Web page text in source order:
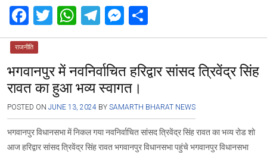
F
a
ce
b
o
o
k
T
wi
er
W
h
s
A
p
p
T
el
gr
a
m
M
es
n
g
er
h
e
राजनीति
भगवानपुर में नवनिर्वाचित हरिद्वार सांसद त्रिवेंद्र सिंह
रावत का हुआ भव्य स्वागत।
POSTED ON JUNE 13, 2024 BY SAMARTH BHARAT NEWS
भगवानपुर विधानसभा में निकल गया नवनिर्वाचित सांसद त्रिवेंद्र सिंह रावत का भव्य रोड शो
आज हरिद्वार सांसद त्रिवेंद्र सिंह रावत भगवानपुर विधानसभा पहुंचे भगवानपुर विधानसभा